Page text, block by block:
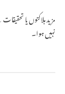
مزید ہلاکتوں یا
نہیں ہوا۔